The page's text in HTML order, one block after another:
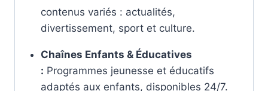
contenus variés : actualités,
divertissement, sport et culture.
Chaînes Enfants & Éducatives
: Programmes jeunesse et éducatifs
adaptés aux enfants, disponibles 24/7.